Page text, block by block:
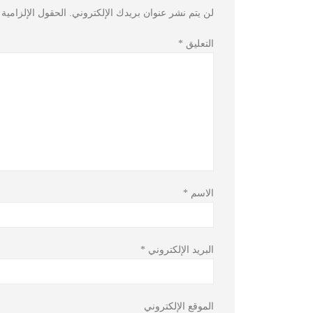
لن يتم نشر عنوان بريدك الإلكتروني. الحقول
التعليق *
الاسم *
البريد الإلكتروني *
الموقع الإلكتروني